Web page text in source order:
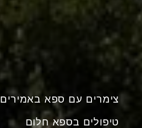
צימרים עם ספא באמירים
טיפולים בספא חלום